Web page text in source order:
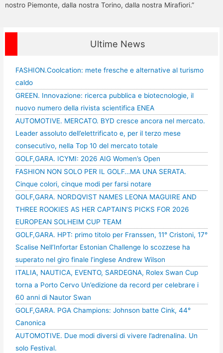
nostro Piemonte, dalla nostra Torino, dalla nostra Mirafiori.”
Ultime News
FASHION.Coolcation: mete fresche e alternative al turismo
caldo
GREEN. Innovazione: ricerca pubblica e biotecnologie, il
nuovo numero della rivista scientifica ENEA
AUTOMOTIVE. MERCATO. BYD cresce ancora nel mercato.
Leader assoluto dell’elettrificato e, per il terzo mese
consecutivo, nella Top 10 del mercato totale
GOLF,GARA. ICYMI: 2026 AIG Women’s Open
FASHION NON SOLO PER IL GOLF…MA UNA SERATA.
Cinque colori, cinque modi per farsi notare
GOLF,GARA. NORDQVIST NAMES LEONA MAGUIRE AND
THREE ROOKIES AS HER CAPTAIN’S PICKS FOR 2026
EUROPEAN SOLHEIM CUP TEAM
GOLF,GARA. HPT: primo titolo per Franssen, 11° Cristoni, 17°
Scalise Nell’Infortar Estonian Challenge lo scozzese ha
superato nel giro finale l’inglese Andrew Wilson
ITALIA, NAUTICA, EVENTO, SARDEGNA, Rolex Swan Cup
torna a Porto Cervo Un’edizione da record per celebrare i
60 anni di Nautor Swan
GOLF,GARA. PGA Champions: Johnson batte Cink, 44°
Canonica
AUTOMOTIVE. Due modi diversi di vivere l’adrenalina. Un
solo Festival.